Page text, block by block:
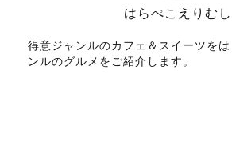
はらぺこえりむし
得意ジャンルのカフェ＆スイーツを
ンルのグルメをご紹介します。